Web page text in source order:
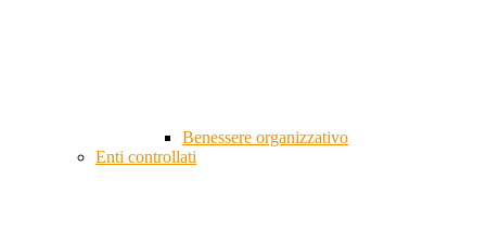
Benessere organizzativo
Enti controllati